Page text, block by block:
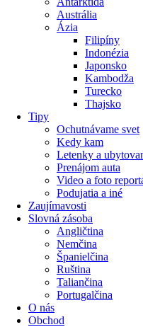
Austrália
Ázia
Filipíny
Indonézia
Japonsko
Kambodža
Turecko
Thajsko
Tipy
Ochutnávame svet
Kedy kam
Letenky a
Prenájom auta
Video a foto
Podujatia a iné
Zaujímavosti
Slovná zásoba
Angličtina
Nemčina
Španielčina
Ruština
Taliančina
Portugalčina
O nás
Obchod